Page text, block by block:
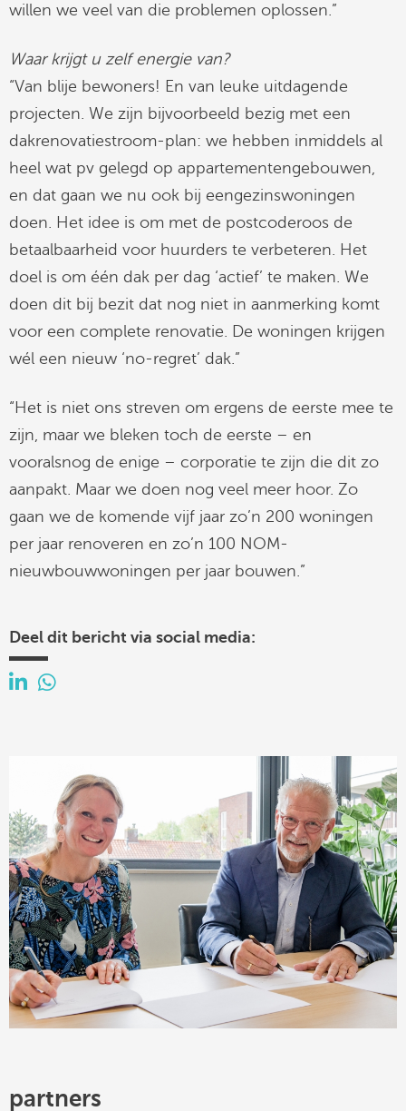
willen we veel van die problemen oplossen.”
Waar krijgt u zelf energie van?
“Van blije bewoners! En van leuke uitdagende
projecten. We zijn bijvoorbeeld bezig met een
dakrenovatiestroom-plan: we hebben inmiddels al
heel wat pv gelegd op appartementengebouwen,
en dat gaan we nu ook bij eengezinswoningen
doen. Het idee is om met de postcoderoos de
betaalbaarheid voor huurders te verbeteren. Het
doel is om één dak per dag ‘actief’ te maken. We
doen dit bij bezit dat nog niet in aanmerking komt
voor een complete renovatie. De woningen krijgen
wél een nieuw ‘no-regret’ dak.”
“Het is niet ons streven om ergens de eerste mee te
zijn, maar we bleken toch de eerste – en
vooralsnog de enige – corporatie te zijn die dit zo
aanpakt. Maar we doen nog veel meer hoor. Zo
gaan we de komende vijf jaar zo’n 200 woningen
per jaar renoveren en zo’n 100 NOM-
nieuwbouwwoningen per jaar bouwen.”
Deel dit bericht via social media:
partners